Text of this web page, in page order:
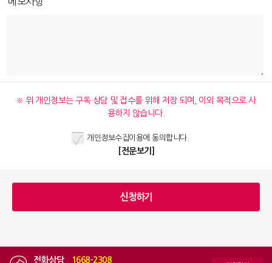
※ 위 개인정보는 구독 상담 및 접수를 위해 저장 되며, 이외 목적으로 사
용하지 않습니다.
개인정보수집이용에 동의합니다.
[전문보기]
전화상담 1668-2308